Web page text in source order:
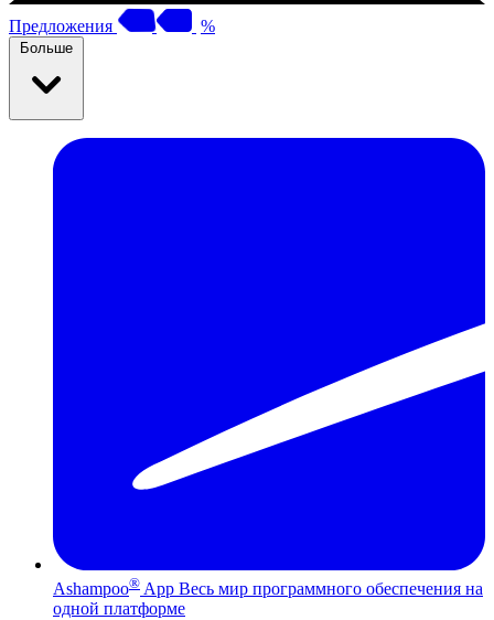
Предложения %
Больше
Ashampoo® App Весь мир программного обеспечения на
одной платформе